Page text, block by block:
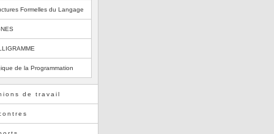
Formelles du Langage
de la Programmation
de travail